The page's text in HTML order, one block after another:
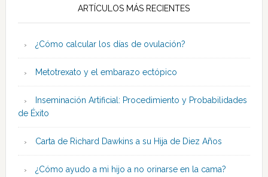
ARTÍCULOS MÁS RECIENTES
¿Cómo calcular los días de ovulación?
Metotrexato y el embarazo ectópico
Inseminación Artificial: Procedimiento y Probabilidades
de Éxito
Carta de Richard Dawkins a su Hija de Diez Años
¿Cómo ayudo a mi hijo a no orinarse en la cama?